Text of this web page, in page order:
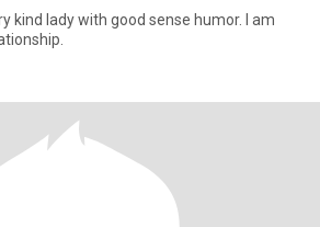
kind lady with good sense humor. I am